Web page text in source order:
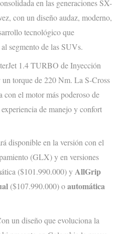
en las generaciones SX-
con un diseño audaz, moderno,
tecnológicoque
segmento de lasSUVs.
1.4 TURBO de Inyección
torquede220 Nm. La S-Cross
con el motor más poderosode
de manejo y confort
disponible en la versión con el
(GLX)yen versiones
($101.990.000) yAllGrip
($107.990.000) oautomática
un diseñoqueevoluciona la